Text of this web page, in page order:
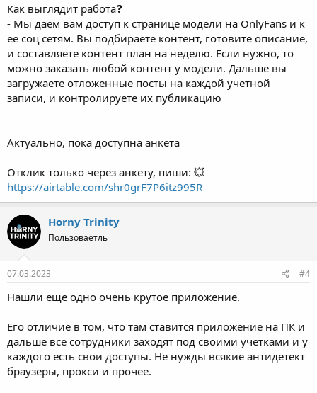
Как выглядит работа❓
- Мы даем вам доступ к странице модели на OnlyFans и к
ее соц сетям. Вы подбираете контент, готовите описание,
и составляете контент план на неделю. Если нужно, то
можно заказать любой контент у модели. Дальше вы
загружаете отложенные посты на каждой учетной
записи, и контролируете их публикацию
Актуально, пока доступна анкета
Отклик только через анкету, пиши: 💥
https://airtable.com/shr0grF7P6itz995R
Horny Trinity
Пользоваетль
07.03.2023 #4
Нашли еще одно очень крутое приложение.
Его отличие в том, что там ставится приложение на ПК и
дальше все сотрудники заходят под своими учетками и у
каждого есть свои доступы. Не нужды всякие антидетект
браузеры, прокси и прочее.